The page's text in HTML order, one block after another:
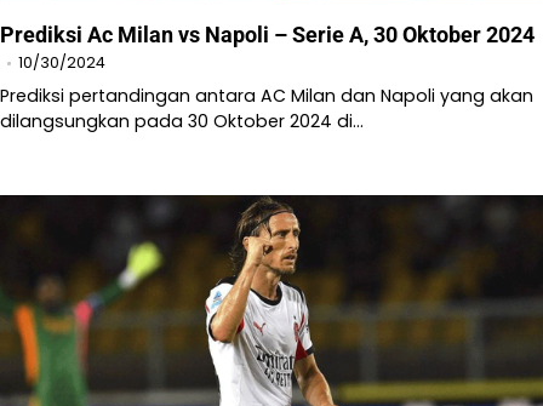
Prediksi Ac Milan vs Napoli – Serie A, 30 Oktober 2024
10/30/2024
Prediksi pertandingan antara AC Milan dan Napoli yang akan
dilangsungkan pada 30 Oktober 2024 di…